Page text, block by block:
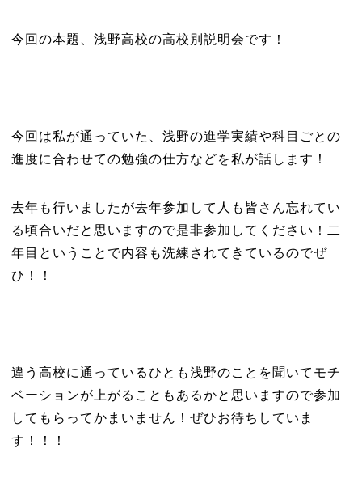
今回の本題、浅野高校の高校別説明会です！
今回は私が通っていた、浅野の進学実績や科目ごとの
進度に合わせての勉強の仕方などを私が話します！
去年も行いましたが去年参加して人も皆さん忘れてい
る頃合いだと思いますので是非参加してください！二
年目ということで内容も洗練されてきているのでぜ
ひ！！
違う高校に通っているひとも浅野のことを聞いてモチ
ベーションが上がることもあるかと思いますので参加
してもらってかまいません！ぜひお待ちしていま
す！！！